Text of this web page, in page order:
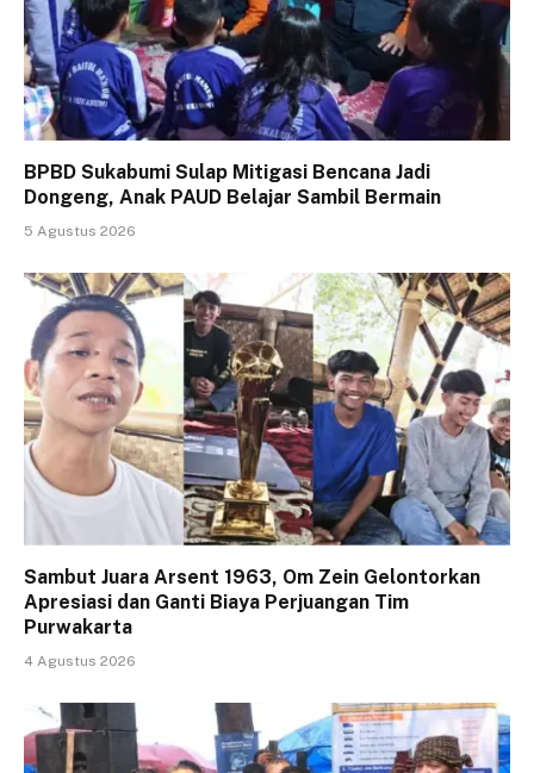
BPBD Sukabumi Sulap Mitigasi Bencana Jadi
Dongeng, Anak PAUD Belajar Sambil Bermain
5 Agustus 2026
Sambut Juara Arsent 1963, Om Zein Gelontorkan
Apresiasi dan Ganti Biaya Perjuangan Tim
Purwakarta
4 Agustus 2026